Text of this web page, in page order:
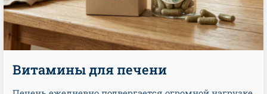
Витамины для печени